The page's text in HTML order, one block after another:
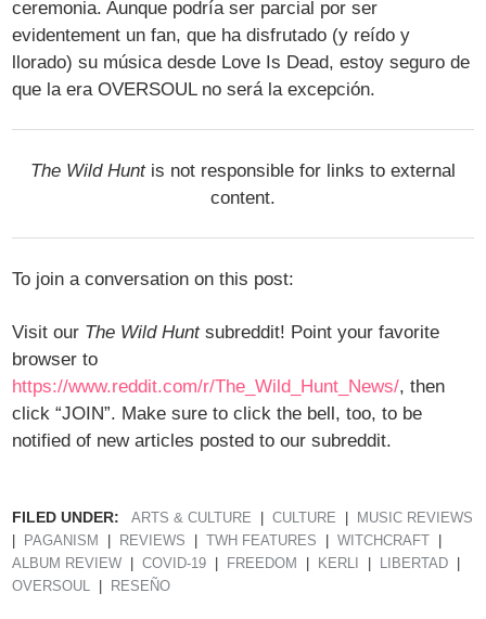
ceremonia. Aunque podría ser parcial por ser
evidentement un fan, que ha disfrutado (y reído y
llorado) su música desde Love Is Dead, estoy seguro de
que la era OVERSOUL no será la excepción.
The Wild Huntis not responsible for links to external
content.
To join a conversation on this post:
Visit our The Wild Huntsubreddit! Point your favorite
browser to
https://www.reddit.com/r/The_Wild_Hunt_News/, then
click “JOIN”. Make sure to click the bell, too, to be
notified of new articles posted to our subreddit.
FILED UNDER: ARTS & CULTURE CULTURE
MUSIC REVIEWS
PAGANISM
REVIEWS TWH FEATURES
WITCHCRAFT
ALBUM REVIEW
COVID-19 FREEDOM KERLI
LIBERTAD
OVERSOUL
RESEÑO